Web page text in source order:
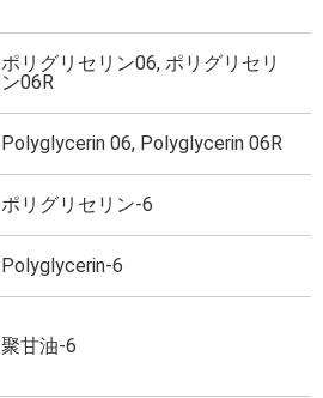
ポリグリセリン06, ポリグリセリ
ン06R
Polyglycerin 06, Polyglycerin 06R
ポリグリセリン-6
Polyglycerin-6
聚甘油-6